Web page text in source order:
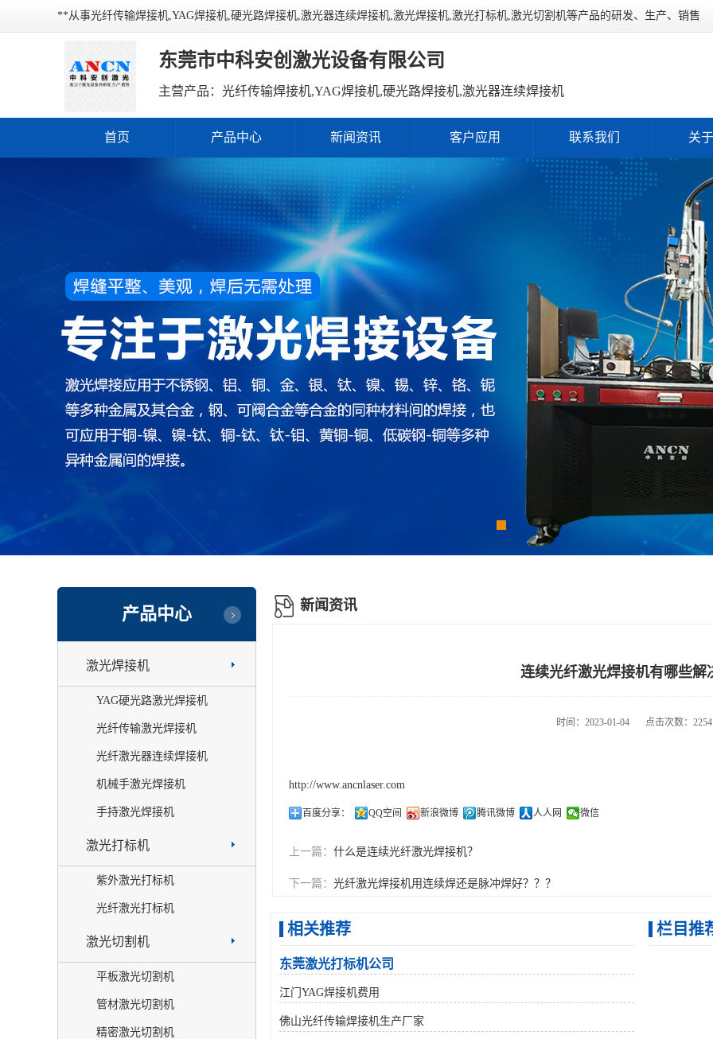
**从事光纤传输焊接机,YAG焊接机,硬光路焊接机,激光器连续焊接机,激光焊接机,激光打标机,激光切割机等产品的研发、生产、销售
东莞市中科安创激光设备有限公司
主营产品：光纤传输焊接机,YAG焊接机,硬光路焊接机,激光器连续焊接机
首页 产品中心 新闻资讯 客户应用 联系我们 关
新闻资讯
连续光纤激光焊接机有哪些解
时间：2023-01-04 点击次数：2254
http://www.ancnlaser.com
百度分享： QQ空间 新浪微博 腾讯微博 人人网 微信
上一篇： 什么是连续光纤激光焊接机？
下一篇： 光纤激光焊接机用连续焊还是脉冲焊好？？？
相关推荐
东莞激光打标机公司
江门YAG焊接机费用
佛山光纤传输焊接机生产厂家
栏目推
产品中心
激光焊接机
YAG硬光路激光焊接机
光纤传输激光焊接机
光纤激光器连续焊接机
机械手激光焊接机
手持激光焊接机
激光打标机
紫外激光打标机
光纤激光打标机
激光切割机
平板激光切割机
管材激光切割机
精密激光切割机